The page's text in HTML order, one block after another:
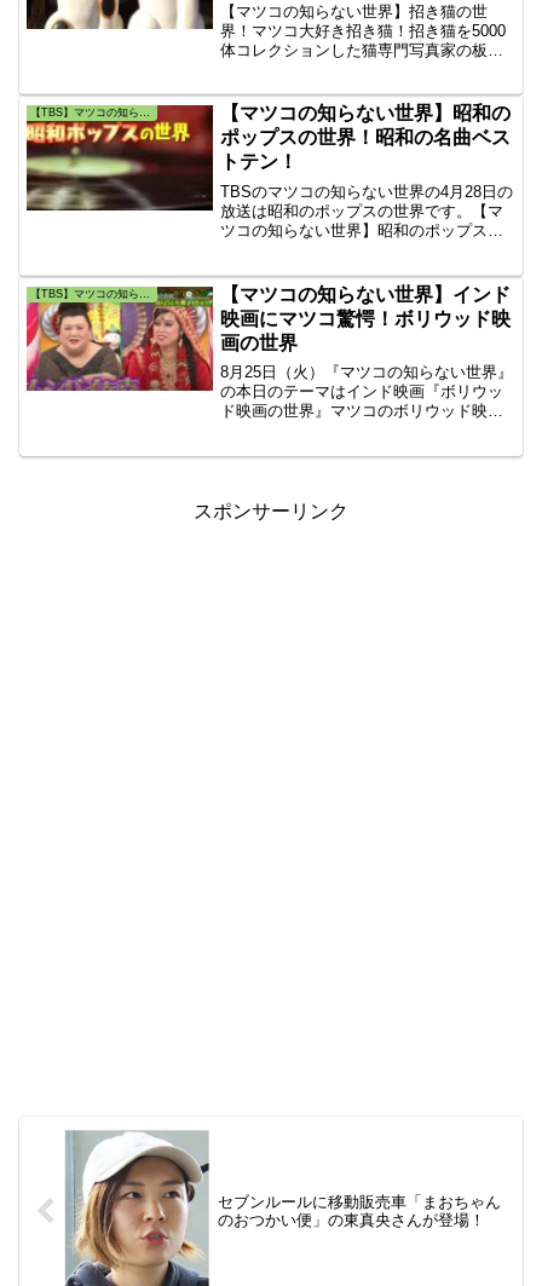
【マツコの知らない世界】招き猫の世
界！マツコ大好き招き猫！招き猫を5000
体コレクションした猫専門写真家の板東
て頂きました。みなさまも一家に一つ
「招き猫」を置いてみては？
【TBS】マツコの知らない世界
【マツコの知らない世界】昭和の
ポップスの世界！昭和の名曲ベス
トテン！
TBSのマツコの知らない世界の4月28日の
放送は昭和のポップスの世界です。【マ
ツコの知らない世界】昭和のポップスの
ブームの『昭和ポップスの世界』です。
昭和のポップスにハマった平成生まれの
若者2人をゲストに招きました。
【マツコの知らない世界】インド
映画にマツコ驚愕！ボリウッド映
画の世界
8月25日（火）『マツコの知らない世界』
の本日のテーマはインド映画『ボリウッ
ド映画の世界』マツコのボリウッド映画
スポンサーリンク
セブンルールに移動販売車「まおちゃん
のおつかい便」の東真央さんが登場！